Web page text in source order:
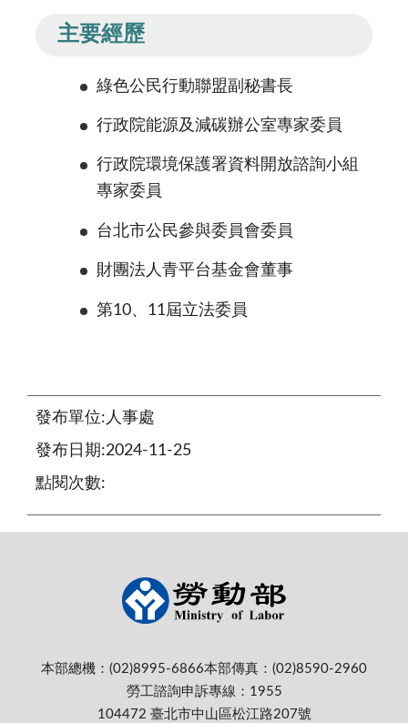
主要經歷
綠色公民行動聯盟副秘書長
行政院能源及減碳辦公室專家委員
行政院環境保護署資料開放諮詢小組
專家委員
台北市公民參與委員會委員
財團法人青平台基金會董事
第10、11屆立法委員
發布單位:人事處
發布日期:2024-11-25
點閱次數:
本部總機：(02)8995-6866本部傳真：(02)8590-2960
勞工諮詢申訴專線：1955
104472 臺北市中山區松江路207號